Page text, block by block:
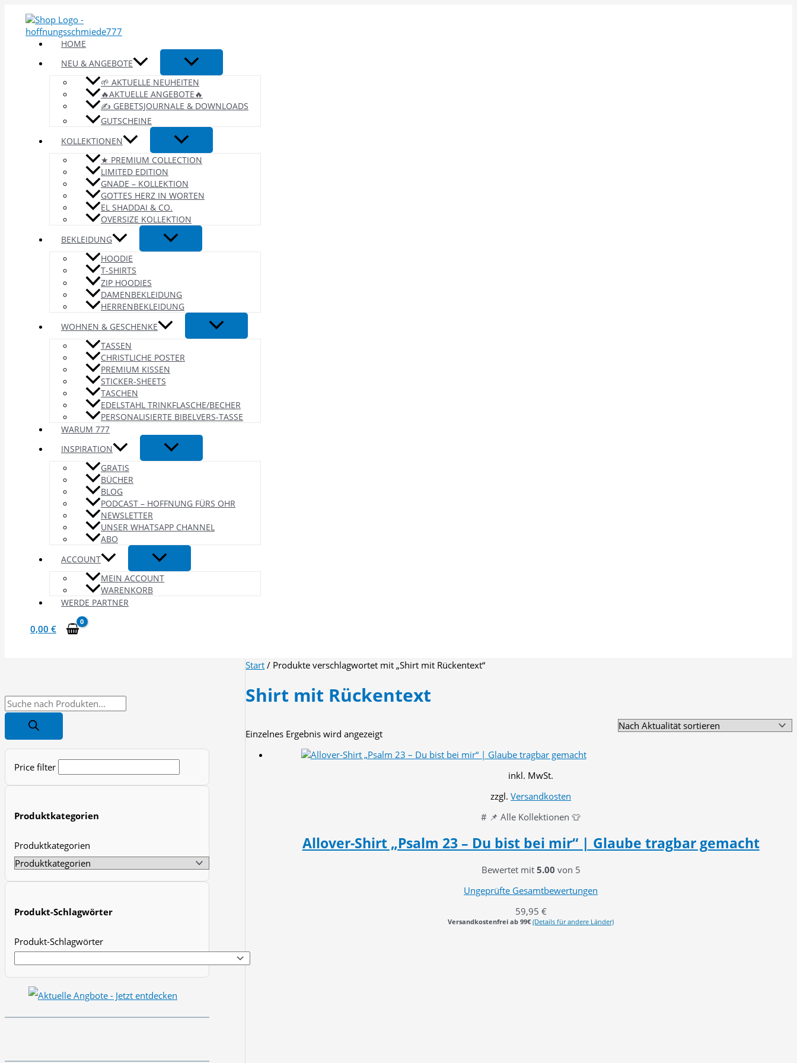
Inhalt
springen
HOME
NEU & ANGEBOTE
🌱 AKTUELLE NEUHEITEN
🔥AKTUELLE ANGEBOTE🔥
✍️ GEBETSJOURNALE & DOWNLOADS
GUTSCHEINE
KOLLEKTIONEN
★ PREMIUM COLLECTION
LIMITED EDITION
GNADE – KOLLEKTION
GOTTES HERZ IN WORTEN
EL SHADDAI & CO.
OVERSIZE KOLLEKTION
BEKLEIDUNG
HOODIE
T-SHIRTS
ZIP HOODIES
DAMENBEKLEIDUNG
HERRENBEKLEIDUNG
WOHNEN & GESCHENKE
TASSEN
CHRISTLICHE POSTER
PREMIUM KISSEN
STICKER-SHEETS
TASCHEN
EDELSTAHL TRINKFLASCHE/BECHER
PERSONALISIERTE BIBELVERS-TASSE
WARUM 777
INSPIRATION
GRATIS
BÜCHER
BLOG
PODCAST – HOFFNUNG FÜRS OHR
NEWSLETTER
UNSER WHATSAPP CHANNEL
ABO
ACCOUNT
MEIN ACCOUNT
WARENKORB
WERDE PARTNER
0,00 €
P
o
c
a
Price filter
Produktkategorien
Produktkategorien
Produkt-Schlagwörter
Produkt-Schlagwörter
Start / Produkte verschlagwortet mit „Shirt mit Rückentext“
Shirt mit Rückentext
Einzelnes Ergebnis wird angezeigt
inkl. MwSt.
zzgl.Versandkosten
# 📌 Alle Kollektionen 👕
Allover-Shirt „Psalm 23 – Du bist bei mir“ | Glaube tragbar gemacht
Bewertet mit 5.00 von 5
Ungeprüfte Gesamtbewertungen
59,95 €
Versandkostenfrei ab 99€ (Details für andere Länder)